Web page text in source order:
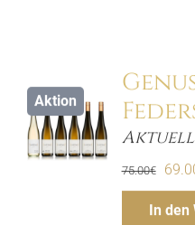
Aktion
75.00€
Preis
war:
In den